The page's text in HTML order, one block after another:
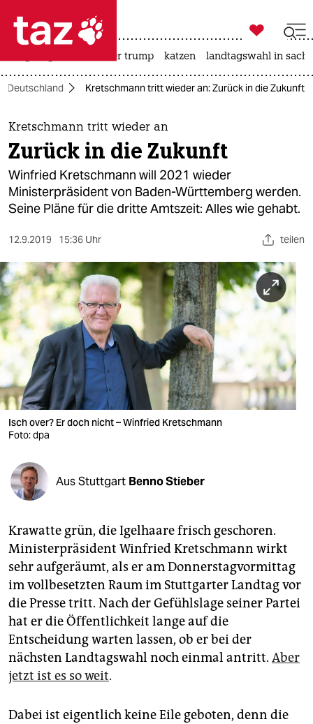
 taz zahl ich
taz zahl ich
themen
politik
öko
sport
berlin
nord
wahrheit
verlag
verlag
veranstaltungen
shop
unterstützen
abo
genossenschaft
epaper login

taz zahl ich
usa unter trump katzen landtagswahl in
Deutschland Kretschmann tritt wieder an: Zurück in die Zukunft
Kretschmann tritt wieder an
Zurück in die Zukunft
Winfried Kretschmann will 2021 wieder
Ministerpräsident von Baden-Württemberg werden.
Seine Pläne für die dritte Amtszeit: Alles wie gehabt.
12.9.2019 15:36 Uhr teilen
Isch over? Er doch nicht – Winfried Kretschmann
Foto: dpa
Aus Stuttgart Benno Stieber
Krawatte grün, die Igelhaare frisch geschoren.
Ministerpräsident Winfried Kretschmann wirkt
sehr aufgeräumt, als er am Donnerstagvormittag
im vollbesetzten Raum im Stuttgarter Landtag vor
die Presse tritt. Nach der Gefühlslage seiner Partei
hat er die Öffentlichkeit lange auf die
Entscheidung warten lassen, ob er bei der
nächsten Landtagswahl noch einmal antritt. Aber
jetzt ist es so weit.
Dabei ist eigentlich keine Eile geboten, denn die